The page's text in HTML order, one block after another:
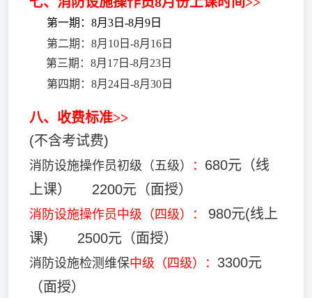
第一期：8月3日-8月9日
第二期：8月10日-8月 16日
第三期：8月17日-8月 23日
第四期：8月24日-8月30日
八、收费标准>>
(不含考试费)
消防设施操作员初级（五级） ： 680元（线
上课） 2200元（面授）
消防设施操作员中级（四级） ： 980元(线上
课) 2500元（面授）
消防设施检测维保中级（四级）： 3300元
（面授）